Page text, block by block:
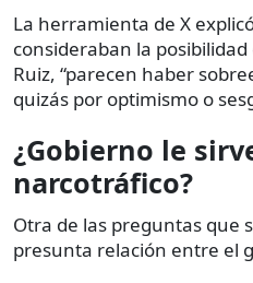
La herramienta de X
consideraban la
Ruiz, “parecen haber
quizás por optimismo o
¿Gobierno le
narcotráfico?
Otra de las preguntas que
presunta relación entre el